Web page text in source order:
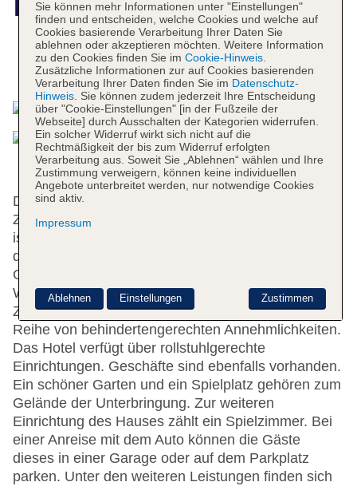
Das bietet Ihre Unterkunft
Das Hotel mit einem Aufzug verfügt über 187
Zimmer. Das freundliche Personal an der Rezeption
ist gerne bei allen Fragen behilflich. Die Einrichtung
der Unterbringung umfasst eine
Gepäckaufbewahrung, einen Safe und eine
Wechselstube. Per WLAN erhalten die Gäste
Zugang zum Internet. Das Haus verfügt über eine
Reihe von behindertengerechten Annehmlichkeiten.
Das Hotel verfügt über rollstuhlgerechte
Einrichtungen. Geschäfte sind ebenfalls vorhanden.
Ein schöner Garten und ein Spielplatz gehören zum
Gelände der Unterbringung. Zur weiteren
Einrichtung des Hauses zählt ein Spielzimmer. Bei
einer Anreise mit dem Auto können die Gäste
dieses in einer Garage oder auf dem Parkplatz
parken. Unter den weiteren Leistungen finden sich
Sie können mehr Informationen unter "Einstellungen"
finden und entscheiden, welche Cookies und welche auf
Cookies basierende Verarbeitung Ihrer Daten Sie
ablehnen oder akzeptieren möchten. Weitere Information
zu den Cookies finden Sie im Cookie-Hinweis.
Zusätzliche Informationen zur auf Cookies basierenden
Verarbeitung Ihrer Daten finden Sie im Datenschutz-
Hinweis. Sie können zudem jederzeit Ihre Entscheidung
über "Cookie-Einstellungen" [in der Fußzeile der
Webseite] durch Ausschalten der Kategorien widerrufen.
Ein solcher Widerruf wirkt sich nicht auf die
Rechtmäßigkeit der bis zum Widerruf erfolgten
Verarbeitung aus. Soweit Sie „Ablehnen“ wählen und Ihre
Zustimmung verweigern, können keine individuellen
Angebote unterbreitet werden, nur notwendige Cookies
sind aktiv.
Impressum
Zustimmen
Ablehnen Einstellungen